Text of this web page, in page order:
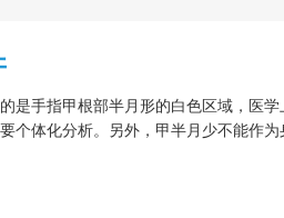
是手指甲根部半月形的白色区域，医
个体化分析。另外，甲半月少不能作